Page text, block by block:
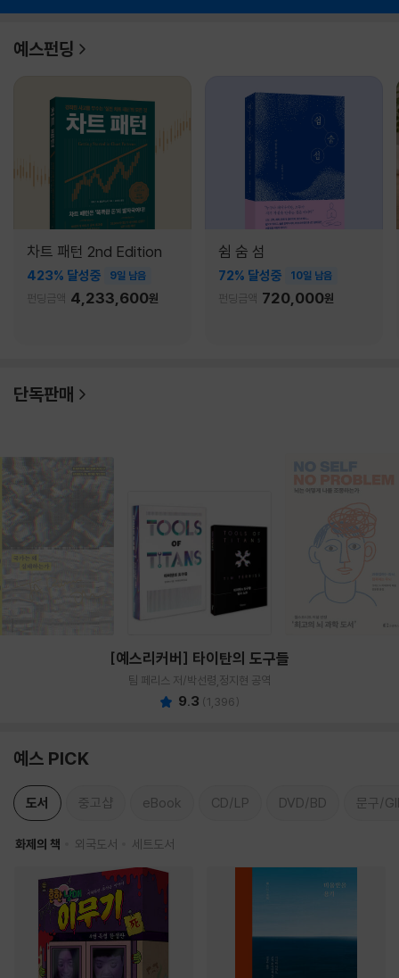
예스펀딩
차트 패턴 2nd Edition
423% 달성중 9일 남음
펀딩금액 4,233,600원
쉼 숨 섬
72% 달성중 10일 남음
펀딩금액 720,000원
단독판매
[예스리커버] 타이탄의 도구들
팀 페리스 저/박선령,정지현 공역
9.3 (1,396)
예스 PICK
도서 중고샵 eBook CD/LP DVD/BD 문구/
화제의 책 외국도서 세트도서